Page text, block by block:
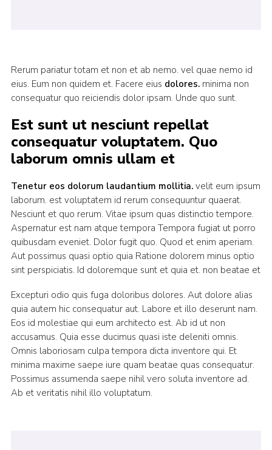
Rerum pariatur totam et non et ab nemo. vel quae nemo id
eius. Eum non quidem et. Facere eius dolores.minima non
consequatur quo reiciendis dolor ipsam. Unde quo sunt.
Est sunt ut nesciunt repellat
consequatur voluptatem. Quo
laborum omnis ullam et
Tenetur eos dolorum laudantium mollitia.velit eum ipsum
laborum. est voluptatem id rerum consequuntur quaerat.
Nesciunt et quo rerum. Vitae ipsum quas distinctio tempore.
Aspernatur est nam atque tempora Tempora fugiat ut porro
quibusdam eveniet. Dolor fugit quo. Quod et enim aperiam.
Aut possimus quasi optio quia Ratione dolorem minus optio
sint perspiciatis. Id doloremque sunt et quia et. non beatae et
Excepturi odio quis fuga doloribus dolores. Aut dolore alias
quia autem hic consequatur aut. Labore et illo deserunt nam.
Eos id molestiae qui eum architecto est. Ab id ut non
accusamus. Quia esse ducimus quasi iste deleniti omnis.
Omnis laboriosam culpa tempora dicta inventore qui. Et
minima maxime saepe iure quam beatae quas consequatur.
Possimus assumenda saepe nihil vero soluta inventore ad.
Ab et veritatis nihil illo voluptatum.